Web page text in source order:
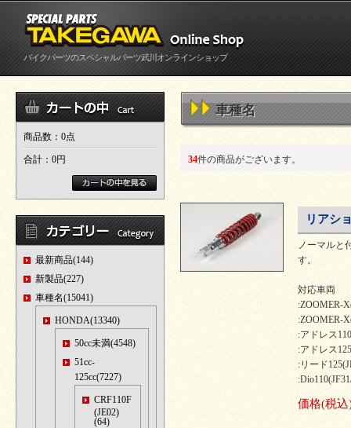
バイクパーツのスペシャルパーツ武川オンラインショップ
商品数：0点
合計： 0円
最新商品(144)
新製品(227)
車種名(15041)
HONDA(13340)
50cc未満(4548)
51cc-
125cc(7227)
CRF110F
(JE02)
(64)
車種名
34件の商品がございます。
リアシ
ノーマルと
す。
対応車両
:ZOOMER-
:ZOOMER-
:アドレス
:アドレス
:リード
価格(税込